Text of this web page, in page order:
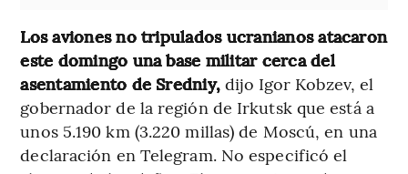
Los aviones no tripulados ucranianos atacaron
este domingo una base militar cerca del
asentamiento de Sredniy, dijo Igor Kobzev, el
gobernador de la región de Irkutsk que está a
unos 5.190 km (3.220 millas) de Moscú, en una
declaración en Telegram. No especificó el